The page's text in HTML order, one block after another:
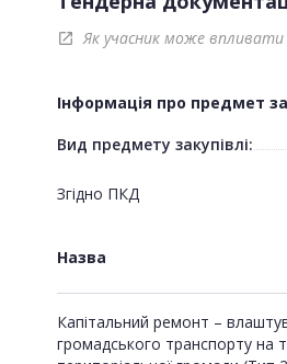
open_in_new Як учасник може впливати
Інформація про предмет
Вид предмету закупівлі:
Згідно ПКД
Назва
Капітальний ремонт –
громадського транспорту на